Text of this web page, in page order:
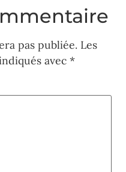
pas publiée. Les
avec *